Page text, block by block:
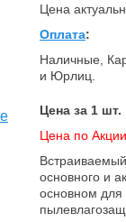
Цена
Оплата:
Наличные,
и Юрлиц.
Цена за 1 шт.
Цена по
основного и
основном для